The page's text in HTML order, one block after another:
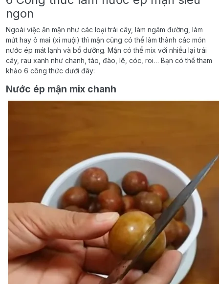
ngon
Ngoài việc ăn mận như các loại trái cây, làm ngâm đường, làm
mứt hay ô mai (xí muội) thì mận cũng có thể làm thành các món
nước ép mát lạnh và bổ dưỡng. Mận có thể mix với nhiều lại trái
cây, rau xanh như chanh, táo, đào, lê, cóc, roi… Bạn có thể tham
khảo 6 công thức dưới đây:
Nước ép mận mix chanh